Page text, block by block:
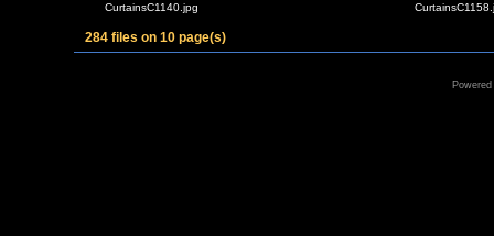
CurtainsC1140.jpg
284 files on 10 page(s)